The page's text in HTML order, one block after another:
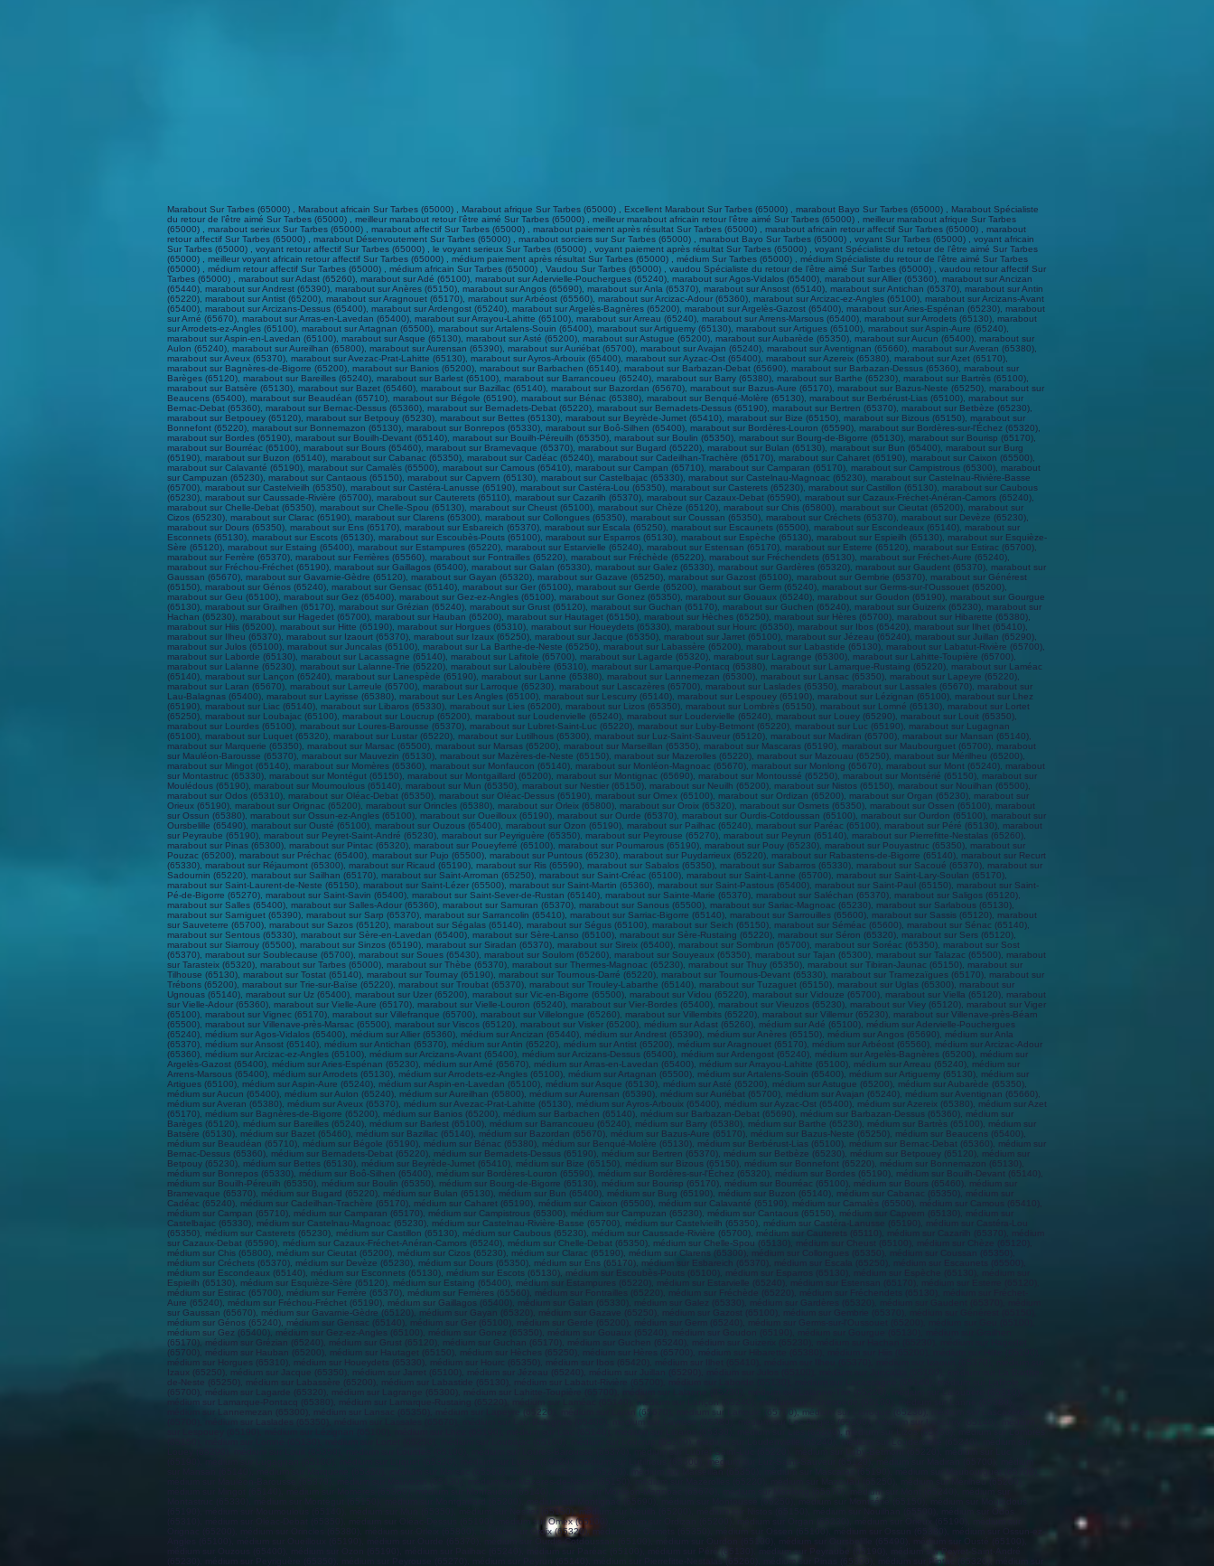
Marabout Sur Tarbes (65000) , Marabout africain Sur Tarbes (65000) , Marabout afrique Sur Tarbes (65000) , Excellent Marabout Sur Tarbes (65000) , marabout Bayo Sur Tarbes (65000) , Marabout Spécialiste du retour de l’être aimé Sur Tarbes (65000) , meilleur marabout retour l’être aimé Sur Tarbes (65000) , meilleur marabout africain retour l’être aimé Sur Tarbes (65000) , meilleur marabout afrique Sur Tarbes (65000) , marabout serieux Sur Tarbes (65000) , marabout affectif Sur Tarbes (65000) , marabout paiement après résultat Sur Tarbes (65000) , marabout africain retour affectif Sur Tarbes (65000) , marabout retour affectif Sur Tarbes (65000) , marabout Désenvoutement Sur Tarbes (65000) , marabout sorciers sur Sur Tarbes (65000) , marabout Bayo Sur Tarbes (65000) , voyant Sur Tarbes (65000) , voyant africain Sur Tarbes (65000) , voyant retour affectif Sur Tarbes (65000) , le voyant serieux Sur Tarbes (65000) , voyant paiement après résultat Sur Tarbes (65000) , voyant Spécialiste du retour de l’être aimé Sur Tarbes (65000) , meilleur voyant africain retour affectif Sur Tarbes (65000) , médium paiement après résultat Sur Tarbes (65000) , médium Sur Tarbes (65000) , médium Spécialiste du retour de l’être aimé Sur Tarbes (65000) , médium retour affectif Sur Tarbes (65000) , médium africain Sur Tarbes (65000) , Vaudou Sur Tarbes (65000) , vaudou Spécialiste du retour de l’être aimé Sur Tarbes (65000) , vaudou retour affectif Sur Tarbes (65000) , marabout sur Adast (65260), marabout sur Adé (65100), marabout sur Adervielle-Pouchergues (65240), marabout sur Agos-Vidalos (65400), marabout sur Allier (65360), marabout sur Ancizan (65440), marabout sur Andrest (65390), marabout sur Anères (65150), marabout sur Angos (65690), marabout sur Anla (65370), marabout sur Ansost (65140), marabout sur Antichan (65370), marabout sur Antin (65220), marabout sur Antist (65200), marabout sur Aragnouet (65170), marabout sur Arbéost (65560), marabout sur Arcizac-Adour (65360), marabout sur Arcizac-ez-Angles (65100), marabout sur Arcizans-Avant (65400), marabout sur Arcizans-Dessus (65400), marabout sur Ardengost (65240), marabout sur Argelès-Bagnères (65200), marabout sur Argelès-Gazost (65400), marabout sur Aries-Espénan (65230), marabout sur Arné (65670), marabout sur Arras-en-Lavedan (65400), marabout sur Arrayou-Lahitte (65100), marabout sur Arreau (65240), marabout sur Arrens-Marsous (65400), marabout sur Arrodets (65130), marabout sur Arrodets-ez-Angles (65100), marabout sur Artagnan (65500), marabout sur Artalens-Souin (65400), marabout sur Artiguemy (65130), marabout sur Artigues (65100), marabout sur Aspin-Aure (65240), marabout sur Aspin-en-Lavedan (65100), marabout sur Asque (65130), marabout sur Asté (65200), marabout sur Astugue (65200), marabout sur Aubarède (65350), marabout sur Aucun (65400), marabout sur Aulon (65240), marabout sur Aureilhan (65800), marabout sur Aurensan (65390), marabout sur Auriébat (65700), marabout sur Avajan (65240), marabout sur Aventignan (65660), marabout sur Averan (65380), marabout sur Aveux (65370), marabout sur Avezac-Prat-Lahitte (65130), marabout sur Ayros-Arbouix (65400), marabout sur Ayzac-Ost (65400), marabout sur Azereix (65380), marabout sur Azet (65170), marabout sur Bagnères-de-Bigorre (65200), marabout sur Banios (65200), marabout sur Barbachen (65140), marabout sur Barbazan-Debat (65690), marabout sur Barbazan-Dessus (65360), marabout sur Barèges (65120), marabout sur Bareilles (65240), marabout sur Barlest (65100), marabout sur Barrancoueu (65240), marabout sur Barry (65380), marabout sur Barthe (65230), marabout sur Bartrès (65100), marabout sur Batsère (65130), marabout sur Bazet (65460), marabout sur Bazillac (65140), marabout sur Bazordan (65670), marabout sur Bazus-Aure (65170), marabout sur Bazus-Neste (65250), marabout sur Beaucens (65400), marabout sur Beaudéan (65710), marabout sur Bégole (65190), marabout sur Bénac (65380), marabout sur Benqué-Molère (65130), marabout sur Berbérust-Lias (65100), marabout sur Bernac-Debat (65360), marabout sur Bernac-Dessus (65360), marabout sur Bernadets-Debat (65220), marabout sur Bernadets-Dessus (65190), marabout sur Bertren (65370), marabout sur Betbèze (65230), marabout sur Betpouey (65120), marabout sur Betpouy (65230), marabout sur Bettes (65130), marabout sur Beyrède-Jumet (65410), marabout sur Bize (65150), marabout sur Bizous (65150), marabout sur Bonnefont (65220), marabout sur Bonnemazon (65130), marabout sur Bonrepos (65330), marabout sur Boô-Silhen (65400), marabout sur Bordères-Louron (65590), marabout sur Bordères-sur-l'Échez (65320), marabout sur Bordes (65190), marabout sur Bouilh-Devant (65140), marabout sur Bouilh-Péreuilh (65350), marabout sur Boulin (65350), marabout sur Bourg-de-Bigorre (65130), marabout sur Bourisp (65170), marabout sur Bourréac (65100), marabout sur Bours (65460), marabout sur Bramevaque (65370), marabout sur Bugard (65220), marabout sur Bulan (65130), marabout sur Bun (65400), marabout sur Burg (65190), marabout sur Buzon (65140), marabout sur Cabanac (65350), marabout sur Cadéac (65240), marabout sur Cadeilhan-Trachère (65170), marabout sur Caharet (65190), marabout sur Caixon (65500), marabout sur Calavanté (65190), marabout sur Camalès (65500), marabout sur Camous (65410), marabout sur Campan (65710), marabout sur Camparan (65170), marabout sur Campistrous (65300), marabout sur Campuzan (65230), marabout sur Cantaous (65150), marabout sur Capvern (65130), marabout sur Castelbajac (65330), marabout sur Castelnau-Magnoac (65230), marabout sur Castelnau-Rivière-Basse (65700), marabout sur Castelvieilh (65350), marabout sur Castéra-Lanusse (65190), marabout sur Castéra-Lou (65350), marabout sur Casterets (65230), marabout sur Castillon (65130), marabout sur Caubous (65230), marabout sur Caussade-Rivière (65700), marabout sur Cauterets (65110), marabout sur Cazarilh (65370), marabout sur Cazaux-Debat (65590), marabout sur Cazaux-Fréchet-Anéran-Camors (65240), marabout sur Chelle-Debat (65350), marabout sur Chelle-Spou (65130), marabout sur Cheust (65100), marabout sur Chèze (65120), marabout sur Chis (65800), marabout sur Cieutat (65200), marabout sur Cizos (65230), marabout sur Clarac (65190), marabout sur Clarens (65300), marabout sur Collongues (65350), marabout sur Coussan (65350), marabout sur Créchets (65370), marabout sur Devèze (65230), marabout sur Dours (65350), marabout sur Ens (65170), marabout sur Esbareich (65370), marabout sur Escala (65250), marabout sur Escaunets (65500), marabout sur Escondeaux (65140), marabout sur Esconnets (65130), marabout sur Escots (65130), marabout sur Escoubès-Pouts (65100), marabout sur Esparros (65130), marabout sur Espèche (65130), marabout sur Espieilh (65130), marabout sur Esquièze-Sère (65120), marabout sur Estaing (65400), marabout sur Estampures (65220), marabout sur Estarvielle (65240), marabout sur Estensan (65170), marabout sur Esterre (65120), marabout sur Estirac (65700), marabout sur Ferrère (65370), marabout sur Ferrières (65560), marabout sur Fontrailles (65220), marabout sur Fréchède (65220), marabout sur Fréchendets (65130), marabout sur Fréchet-Aure (65240), marabout sur Fréchou-Fréchet (65190), marabout sur Gaillagos (65400), marabout sur Galan (65330), marabout sur Galez (65330), marabout sur Gardères (65320), marabout sur Gaudent (65370), marabout sur Gaussan (65670), marabout sur Gavarnie-Gèdre (65120), marabout sur Gayan (65320), marabout sur Gazave (65250), marabout sur Gazost (65100), marabout sur Gembrie (65370), marabout sur Générest (65150), marabout sur Génos (65240), marabout sur Gensac (65140), marabout sur Ger (65100), marabout sur Gerde (65200), marabout sur Germ (65240), marabout sur Germs-sur-l'Oussouet (65200), marabout sur Geu (65100), marabout sur Gez (65400), marabout sur Gez-ez-Angles (65100), marabout sur Gonez (65350), marabout sur Gouaux (65240), marabout sur Goudon (65190), marabout sur Gourgue (65130), marabout sur Grailhen (65170), marabout sur Grézian (65240), marabout sur Grust (65120), marabout sur Guchan (65170), marabout sur Guchen (65240), marabout sur Guizerix (65230), marabout sur Hachan (65230), marabout sur Hagedet (65700), marabout sur Hauban (65200), marabout sur Hautaget (65150), marabout sur Hèches (65250), marabout sur Hères (65700), marabout sur Hibarette (65380), marabout sur Hiis (65200), marabout sur Hitte (65190), marabout sur Horgues (65310), marabout sur Houeydets (65330), marabout sur Hourc (65350), marabout sur Ibos (65420), marabout sur Ilhet (65410), marabout sur Ilheu (65370), marabout sur Izaourt (65370), marabout sur Izaux (65250), marabout sur Jacque (65350), marabout sur Jarret (65100), marabout sur Jézeau (65240), marabout sur Juillan (65290), marabout sur Julos (65100), marabout sur Juncalas (65100), marabout sur La Barthe-de-Neste (65250), marabout sur Labassère (65200), marabout sur Labastide (65130), marabout sur Labatut-Rivière (65700), marabout sur Laborde (65130), marabout sur Lacassagne (65140), marabout sur Lafitole (65700), marabout sur Lagarde (65320), marabout sur Lagrange (65300), marabout sur Lahitte-Toupière (65700), marabout sur Lalanne (65230), marabout sur Lalanne-Trie (65220), marabout sur Laloubère (65310), marabout sur Lamarque-Pontacq (65380), marabout sur Lamarque-Rustaing (65220), marabout sur Laméac (65140), marabout sur Lançon (65240), marabout sur Lanespède (65190), marabout sur Lanne (65380), marabout sur Lannemezan (65300), marabout sur Lansac (65350), marabout sur Lapeyre (65220), marabout sur Laran (65670), marabout sur Larreule (65700), marabout sur Larroque (65230), marabout sur Lascazères (65700), marabout sur Laslades (65350), marabout sur Lassales (65670), marabout sur Lau-Balagnas (65400), marabout sur Layrisse (65380), marabout sur Les Angles (65100), marabout sur Lescurry (65140), marabout sur Lespouey (65190), marabout sur Lézignan (65100), marabout sur Lhez (65190), marabout sur Liac (65140), marabout sur Libaros (65330), marabout